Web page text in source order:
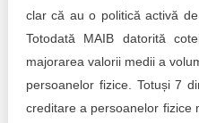
clar că au o politică activă
Totodată MAIB datorită
majorarea valorii medii a
persoanelor fizice. Totuși 7
creditare a persoanelor fizice